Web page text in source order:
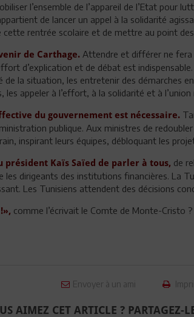
l’ensemble de l’appareil de l’Etat pour
de lancer un appel à la solidarité
cette rentrée scolaire et de mettre au point
de Carthage. Attendre et différer ne fera
d’explication et de débat est
de la situation, les entretenir des démarches
les appeler à l’effort, à la solidarité et à l’union
du gouvernement est nécessaire.
publique. Aux ministres de
inspirant leurs équipes, débloquant les
président Kaïs Saïed de parler à tous, de
les dirigeants des institutions financières. La
Les Tunisiens attendent des décisions
comme l’écrivait le Comte de Monte-Cristo ?
Envoyer à un ami
AIMEZ CET ARTICLE ? PARTAGEZ-